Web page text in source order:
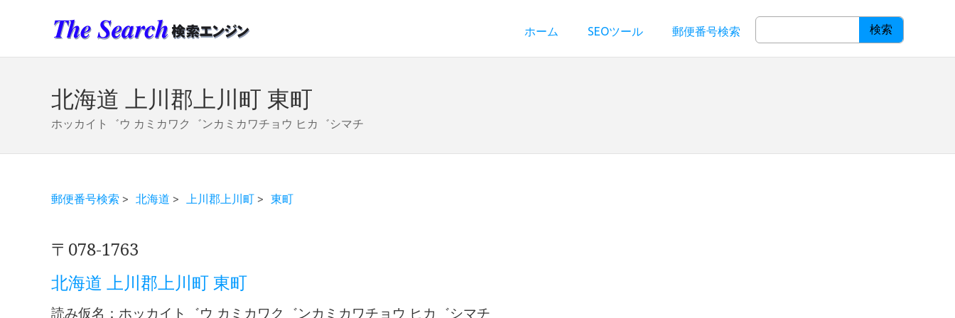
ホーム SEOツール 郵便番号検索 検索
北海道 上川郡上川町 東町
ホッカイト゛ウ カミカワク゛ンカミカワチョウ ヒカ゛シマチ
郵便番号検索 > 北海道 > 上川郡上川町 > 東町
〒078-1763
北海道 上川郡上川町 東町
読み仮名：ホッカイト゛ウ カミカワク゛ンカミカワチョウ ヒカ゛シマチ